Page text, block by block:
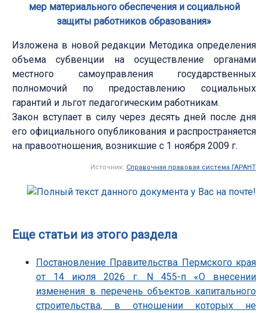
мер материального обеспечения и социальной
защиты работников образования»
Изложена в новой редакции Методика определения
объема субвенции на осуществление органами
местного самоуправления государственных
полномочий по предоставлению социальных
гарантий и льгот педагогическим работникам.
Закон вступает в силу через десять дней после дня
его официального опубликования и распространяется
на правоотношения, возникшие с 1 ноября 2009 г.
Источник: Справочная правовая система ГАРАНТ
Еще статьи из этого раздела
Постановление Правительства Пермского края
от 14 июля 2026 г. N 455-п «О внесении
изменения в перечень объектов капитального
строительства, в отношении которых не